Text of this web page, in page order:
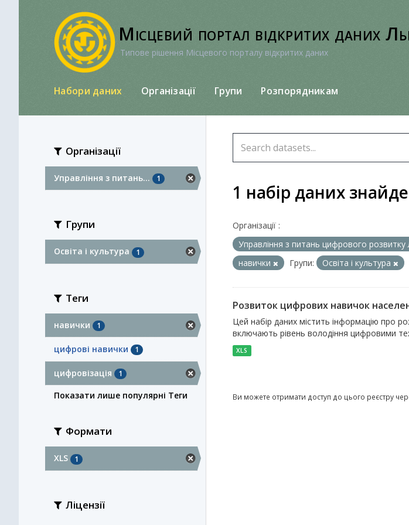
Місцевий портал відкритих даних
Типове рішення Місцевого порталу відкритих даних
Набори даних Організації Групи Розпорядникам
Організації
Управління з питань... 1
Групи
Освіта і культура 1
Теги
навички 1
цифрові навички 1
цифровізація 1
Показати лише популярні Теги
Формати
XLS 1
Ліцензії
1 набір даних
Організації :
Управління з питань цифрового розвитку
навички
Групи: Освіта і культура
Розвиток цифрових навичок
Цей набір даних містить інформацію про
включають рівень володіння цифровими
XLS
Ви можете отримати доступ до цього реєстру